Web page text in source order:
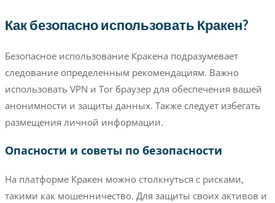
Как безопасно использовать Кракен?
Безопасное использование Кракена подразумевает
следование определенным рекомендациям. Важно
использовать VPN и Tor браузер для обеспечения вашей
анонимности и защиты данных. Также следует избегать
размещения личной информации.
Опасности и советы по безопасности
На платформе Кракен можно столкнуться с рисками,
такими как мошенничество. Для защиты своих активов и